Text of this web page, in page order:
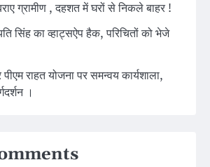
ग्रामीण , दहशत में घरों से निकले बाहर !
सिंह का व्हाट्सऐप हैक, परिचितों को भेजे
राहत योजना पर समन्वय कार्यशाला,
।